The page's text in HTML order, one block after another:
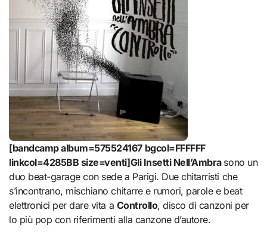
[bandcamp album=575524167 bgcol=FFFFFF
linkcol=4285BB size=venti]Gli Insetti Nell’Ambra sono un
duo beat-garage con sede a Parigi. Due chitarristi che
s’incontrano, mischiano chitarre e rumori, parole e beat
elettronici per dare vita a Controllo, disco di canzoni per
lo più pop con riferimenti alla canzone d’autore.